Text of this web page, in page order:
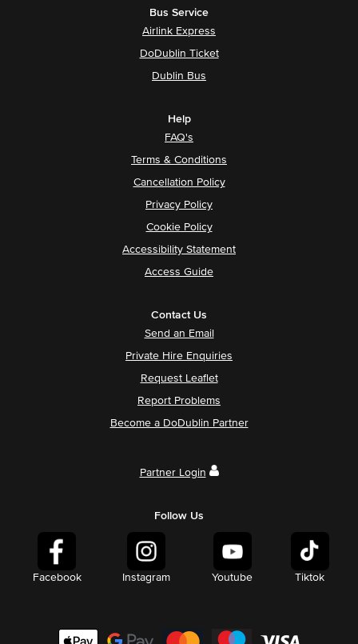
Bus Service
Airlink Express
DoDublin Ticket
Dublin Bus
Help
FAQ's
Terms & Conditions
Cancellation Policy
Privacy Policy
Cookie Policy
Accessibility Statement
Access Guide
Contact Us
Send an Email
Private Hire Enquiries
Request Leaflet
Report Problems
Become a DoDublin Partner
Partner Login
Follow Us
Facebook Instagram Youtube Tiktok